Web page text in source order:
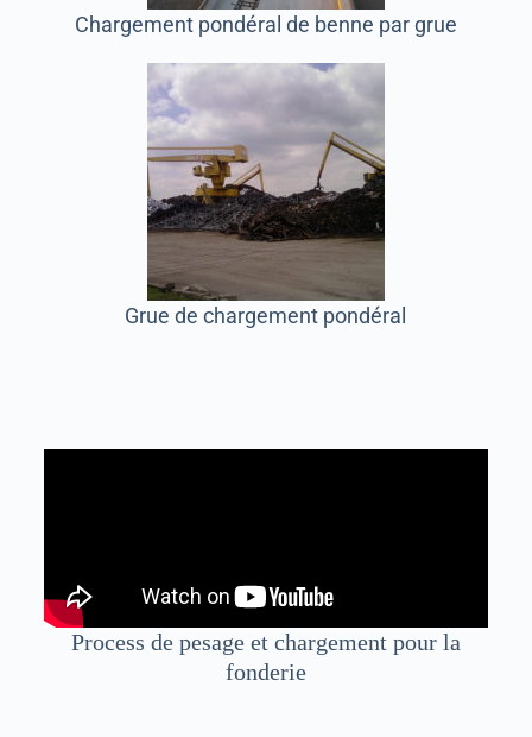
Chargement pondéral de benne par grue
Grue de chargement pondéral
Process de pesage et chargement pour la
fonderie